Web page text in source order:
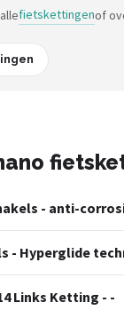
fietskettingenof
- anti-
- Hyperglide
Links Ketting - -